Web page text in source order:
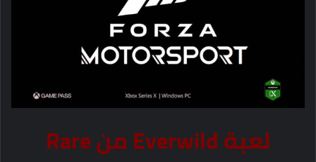
لعبة Everwild من Rare